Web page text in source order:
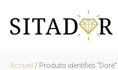
Accueil / Produits identifiés “Doré”